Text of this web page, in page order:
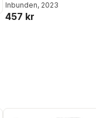
Inbunden, 2023
457 kr